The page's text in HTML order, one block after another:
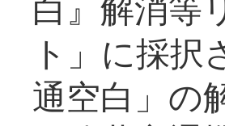
ト」に採
通空白」の